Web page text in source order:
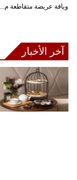
وياقة عريضة متقاطعة م...
آخر الأخبار